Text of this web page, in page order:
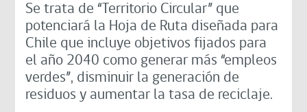
Se trata de “Territorio Circular” que
potenciará la Hoja de Ruta diseñada para
Chile que incluye objetivos fijados para
el año 2040 como generar más “empleos
verdes”, disminuir la generación de
residuos y aumentar la tasa de reciclaje.